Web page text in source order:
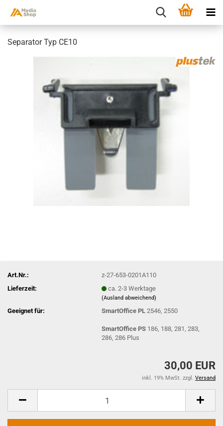
Separator Typ CE10
Art.Nr.:
z-27-653-0201A110
Lieferzeit:
ca. 2-3 Werktage
(Ausland abweichend)
Geeignet für: SmartOffice PL 2546, 2550
SmartOffice PS 186, 188, 281, 283,
286, 286 Plus
30,00 EUR
inkl. 19% MwSt. zzgl. Versand